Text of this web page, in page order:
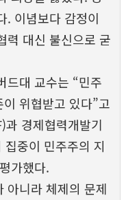
. 이념보다 감정이
력 대신 불신으로 굳
드대 교수는 “민주
위협받고 있다”고
경제협력개발기
집중이 민주주의 지
가했다.
아니라 체제의 문제